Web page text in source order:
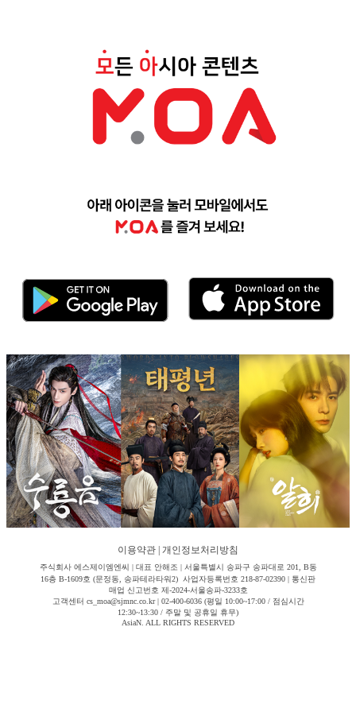
이용약관 개인정보처리방침
주식회사 에스제이엠엔씨 | 대표 안해조 | 서울특별시 송파구 송파대로 201, B동
16층 B-1609호 (문정동, 송파테라타워2) 사업자등록번호 218-87-02390 | 통신판
매업 신고번호 제-2024-서울송파-3233호
고객센터 cs_moa@sjmnc.co.kr | 02-400-6036 (평일 10:00~17:00 / 점심시간
12:30~13:30 / 주말 및 공휴일 휴무)
AsiaN. ALL RIGHTS RESERVED